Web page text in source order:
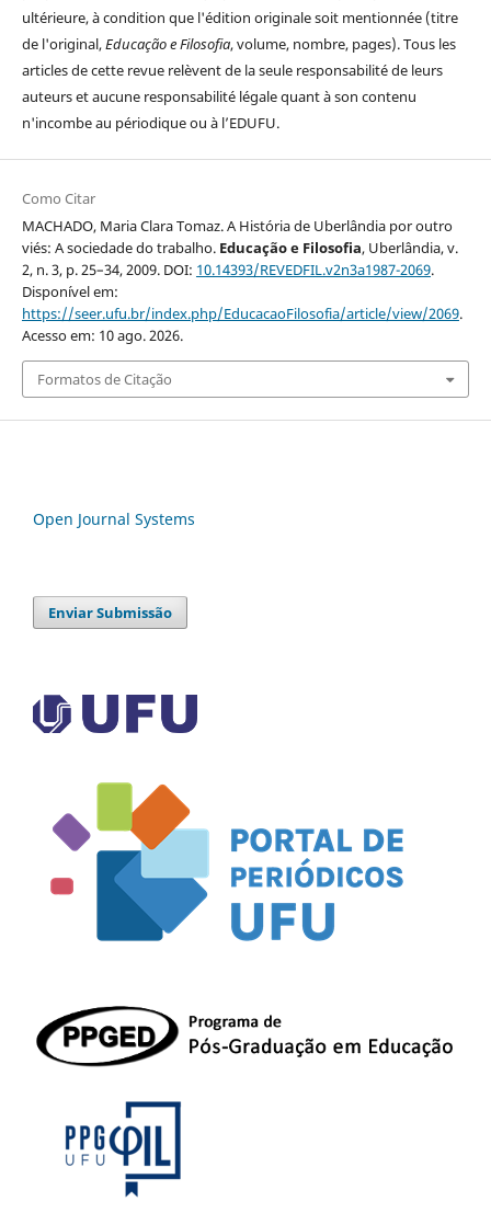
ultérieure, à condition que l'édition originale soit mentionnée (titre
de l'original,Educação e Filosofia, volume, nombre, pages). Tous les
articles de cette revue relèvent de la seule responsabilité de leurs
auteurs et aucune responsabilité légale quant à son contenu
n'incombe au périodique ou à l’EDUFU.
Como Citar
MACHADO, Maria Clara Tomaz. A História de Uberlândia por outro
viés: A sociedade do trabalho. Educação e Filosofia, Uberlândia, v.
2, n. 3, p. 25–34, 2009. DOI: 10.14393/REVEDFIL.v2n3a1987-2069.
Disponível em:
https://seer.ufu.br/index.php/EducacaoFilosofia/article/view/2069.
Acesso em: 10 ago. 2026.
Formatos de Citação
Open Journal Systems
Enviar Submissão